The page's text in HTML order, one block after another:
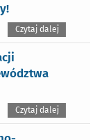
Czytaj dalej
Czytaj dalej